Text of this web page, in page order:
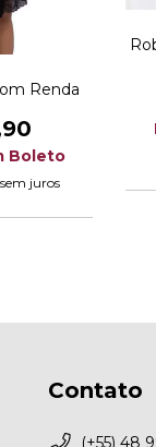
Renda
Boleto
sem juros
Contato
(+55) 48